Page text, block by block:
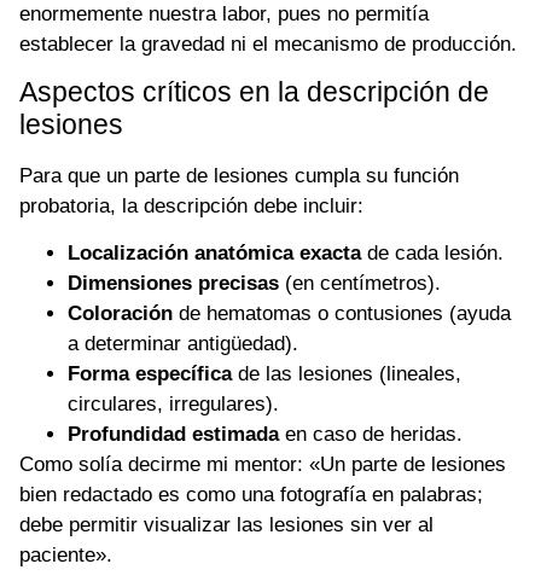
enormemente nuestra labor, pues no permitía
establecer la gravedad ni el mecanismo de producción.
Aspectos críticos en la descripción de
lesiones
Para que un parte de lesiones cumpla su función
probatoria, la descripción debe incluir:
Localización anatómica exactade cada lesión.
Dimensiones precisas (en centímetros).
Coloración de hematomas o contusiones (ayuda
a determinar antigüedad).
Forma específicade las lesiones (lineales,
circulares, irregulares).
Profundidad estimadaen caso de heridas.
Como solía decirme mi mentor: «Un parte de lesiones
bien redactado es como una fotografía en palabras;
debe permitir visualizar las lesiones sin ver al
paciente».